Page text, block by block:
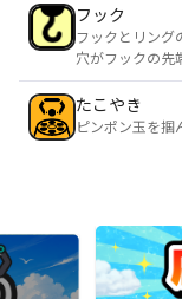
フック
フックとリング
穴がフックの先
たこやき
ピンポン玉を掴